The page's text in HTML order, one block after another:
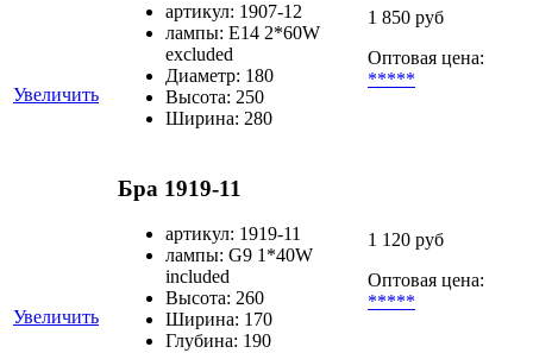
Увеличить
артикул: 1907-12
лампы: E14 2*60W
excluded
Диаметр: 180
Высота: 250
Ширина: 280
1 850 руб
Оптовая цена:
*****
Увеличить
Бра 1919-11
артикул: 1919-11
лампы: G9 1*40W
included
Высота: 260
Ширина: 170
Глубина: 190
1 120 руб
Оптовая цена:
*****